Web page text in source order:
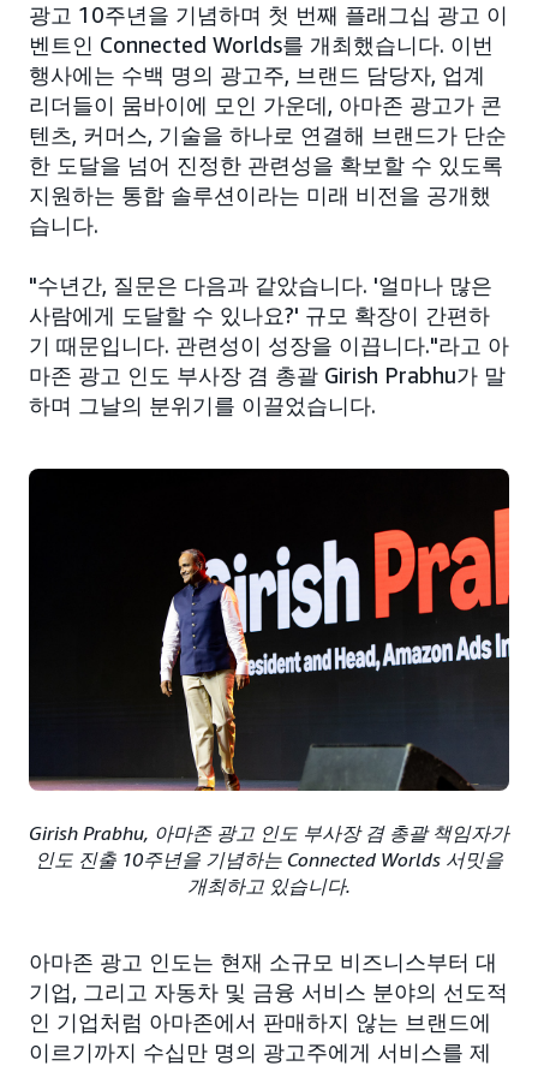
광고 10주년을 기념하며 첫 번째 플래그십 광고 이
벤트인 Connected Worlds를 개최했습니다. 이번
행사에는 수백 명의 광고주, 브랜드 담당자, 업계
리더들이 뭄바이에 모인 가운데, 아마존 광고가 콘
텐츠, 커머스, 기술을 하나로 연결해 브랜드가 단순
한 도달을 넘어 진정한 관련성을 확보할 수 있도록
지원하는 통합 솔루션이라는 미래 비전을 공개했
습니다.
"수년간, 질문은 다음과 같았습니다. '얼마나 많은
사람에게 도달할 수 있나요?' 규모 확장이 간편하
기 때문입니다. 관련성이 성장을 이끕니다."라고 아
마존 광고 인도 부사장 겸 총괄 Girish Prabhu가 말
하며 그날의 분위기를 이끌었습니다.
Girish Prabhu, 아마존 광고 인도 부사장 겸 총괄 책임자가
인도 진출 10주년을 기념하는 Connected Worlds 서밋을
개최하고 있습니다.
아마존 광고 인도는 현재 소규모 비즈니스부터 대
기업, 그리고 자동차 및 금융 서비스 분야의 선도적
인 기업처럼 아마존에서 판매하지 않는 브랜드에
이르기까지 수십만 명의 광고주에게 서비스를 제